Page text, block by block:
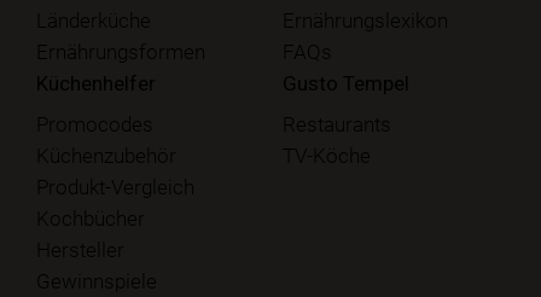
Länderküche
Ernährungsformen
Ernährungslexikon
FAQs
Küchenhelfer
Promocodes
Küchenzubehör
Produkt-Vergleich
Kochbücher
Hersteller
Gewinnspiele
Gusto Tempel
Restaurants
TV-Köche